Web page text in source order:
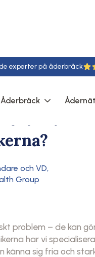
experter på åderbråck
Åderbråck Ådernät
och VD,
Group
problem – de kan
har vi
sig fria och